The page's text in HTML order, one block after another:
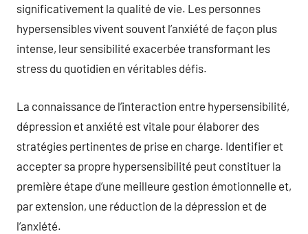
significativement la qualité de vie. Les personnes
hypersensibles vivent souvent l’anxiété de façon plus
intense, leur sensibilité exacerbée transformant les
stress du quotidien en véritables défis.
La connaissance de l’interaction entre hypersensibilité,
dépression et anxiété est vitale pour élaborer des
stratégies pertinentes de prise en charge. Identifier et
accepter sa propre hypersensibilité peut constituer la
première étape d’une meilleure gestion émotionnelle et,
par extension, une réduction de la dépression et de
l’anxiété.